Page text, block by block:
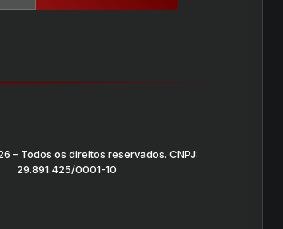
– Todos os direitos reservados. CNPJ:
29.891.425/0001-10